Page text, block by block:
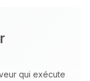
qui exécute